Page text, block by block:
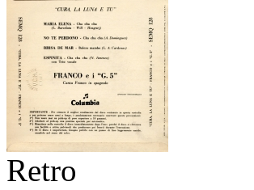
Retro